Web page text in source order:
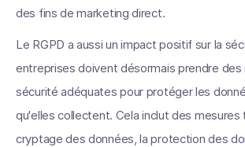
des fins de marketing direct.
Le RGPD a aussi un impact positif sur la
entreprises doivent désormais prendre des
sécurité adéquates pour protéger les
qu'elles collectent. Cela inclut des mesures
cryptage des données, la protection des